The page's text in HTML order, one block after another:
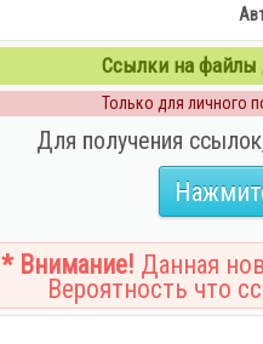
Ссылки на файлы
Только для личного
Для получения
* Внимание! Данная
Вероятность что